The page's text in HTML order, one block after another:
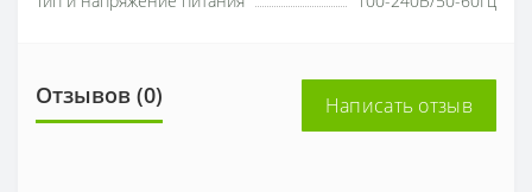
Отзывов (0) Написать отзыв